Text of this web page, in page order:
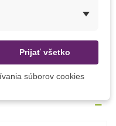
Prijať všetko
súborov cookies